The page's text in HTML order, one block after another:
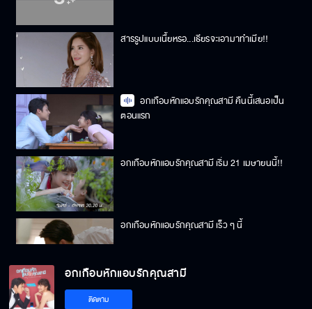
สารรูปแบบเนื้ยหรอ...เธียรจะเอามาทำเมีย!!
อกเกือบหักแอบรักคุณสามี คืนนี้เสนอเป็น
ตอนแรก
อกเกือบหักแอบรักคุณสามี เริ่ม 21 เมษายนนี้!!
อกเกือบหักแอบรักคุณสามี เร็ว ๆ นี้
อกเกือบหักแอบรักคุณสามี
ติดตาม